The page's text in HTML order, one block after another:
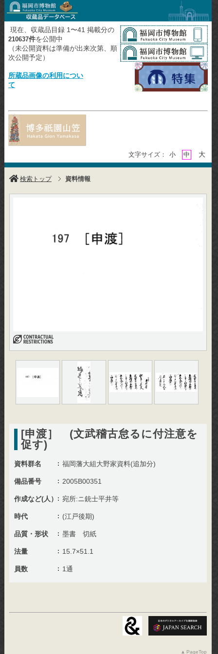
現在、収蔵品目録 1〜41 掲載分の
210637件を公開中
（未公開資料は準備が出来次第、順
次公開予定）
所蔵品画像の利用につい
て
文字サイズ： 小 中 大
検索トップ 資料情報
[申渡］ (文武稽古怠るに付注意を
促す)
資料群名 福岡藩大組大野家資料(追加分)
備品番号 2005B00351
作成など(人） 宛所:ニ銃士平井等
時代 (江戸後期)
品質・形状 墨書 切紙
法量 15.7×51.1
員数 1通
PageTop